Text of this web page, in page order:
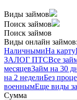
Виды займов
Поиск займов
Поиск займов
Виды онлайн займов:
НаличнымиНа карту
ЗАЛОГ ПТСВсе
месяцевЗайм на 30
на 2 неделиБез
военнымЕще виды
Сумма